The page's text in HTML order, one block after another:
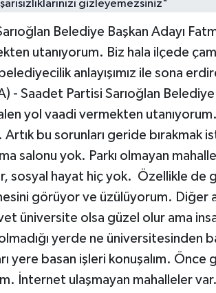
Belediye Başkan Adayı
utanıyorum. Biz hala ilçede
anlayışımız ile sona
- Saadet Partisi Sarıoğlan Belediye
yol vaadi vermekten
bu sorunları geride bırakmak
salonu yok. Parkı olmayan
sosyal hayat hiç yok. Özellikle de
görüyor ve üzülüyorum. Diğer
üniversite olsa güzel olur ama
yerde ne üniversitesinden
yere basan işleri konuşalım.
İnternet ulaşmayan mahalleler